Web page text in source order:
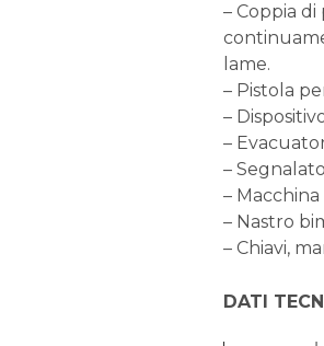
– Coppia
lame.
– Pistola
–
–
–
–
– Nastro
– Chiavi,
DATI